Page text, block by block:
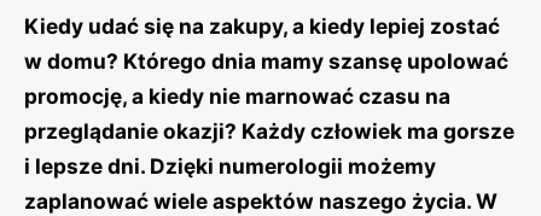
Kiedy udać się na zakupy, a kiedy lepiej zostać
w domu? Którego dnia mamy szansę upolować
promocję, a kiedy nie marnować czasu na
przeglądanie okazji? Każdy człowiek ma gorsze
i lepsze dni. Dzięki numerologii możemy
zaplanować wiele aspektów naszego życia. W